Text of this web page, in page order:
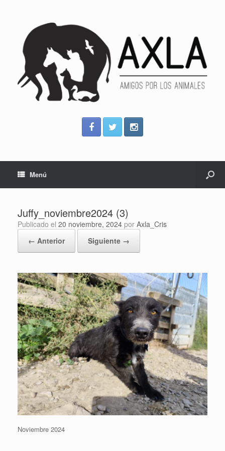
Menú
Juffy_noviembre2024 (3)
Publicado el 20 noviembre, 2024 por Axla_Cris
← Anterior
Siguiente →
Noviembre 2024